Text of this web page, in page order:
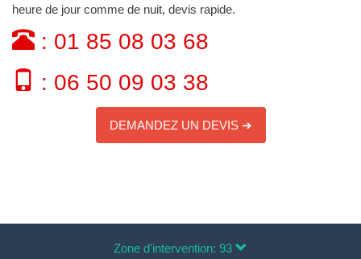
heure de jour comme de nuit, devis rapide.
: 01 85 08 03 68
: 06 50 09 03 38
DEMANDEZ UN DEVIS ➔
Zone d'intervention: 93